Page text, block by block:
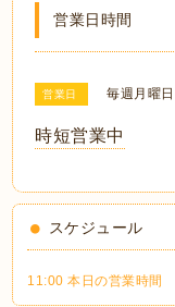
営業日時間
営業日 毎週月曜
時短営業中
スケジュール
11:00 本日の営業時間